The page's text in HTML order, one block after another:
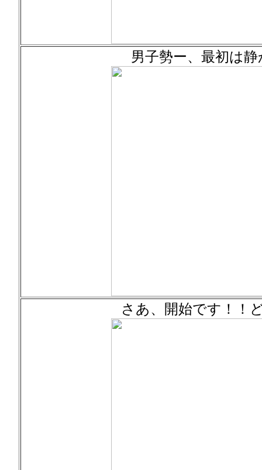
男子勢ー、最初は
さあ、開始です！！